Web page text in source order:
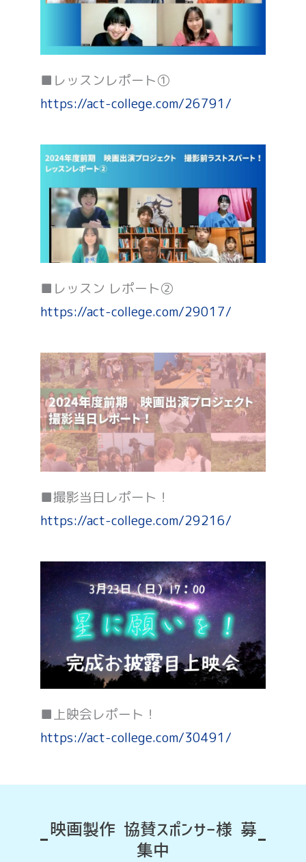
■レッスンレポート①
https://act-college.com/26791/
■レッスン レポート②
https://act-college.com/29017/
■撮影当日レポート！
https://act-college.com/29216/
■上映会レポート！
https://act-college.com/30491/
映画製作 協賛スポンサー様 募
集中